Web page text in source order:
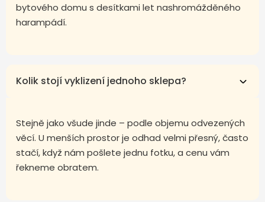
bytového domu s desítkami let nashromážděného
harampádí.
Kolik stojí vyklizení jednoho sklepa?
Stejně jako všude jinde – podle objemu odvezených
věcí. U menších prostor je odhad velmi přesný, často
stačí, když nám pošlete jednu fotku, a cenu vám
řekneme obratem.